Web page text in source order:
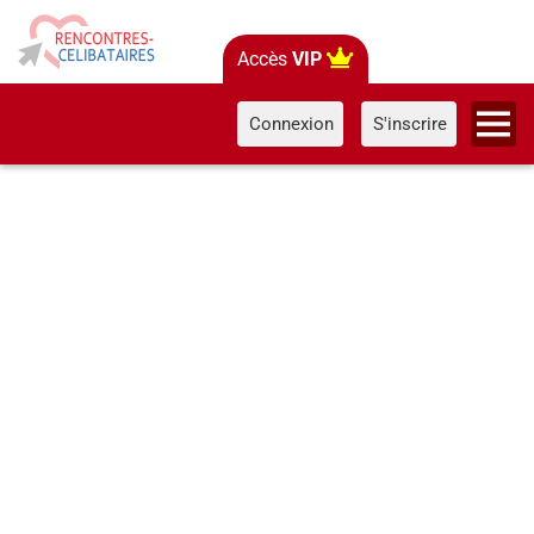
Accès VIP
Connexion S'inscrire